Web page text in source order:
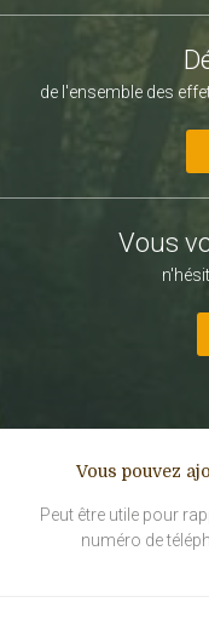
de l'ensemble des
Vous
Vous pouvez
Peut être utile pour
numéro de